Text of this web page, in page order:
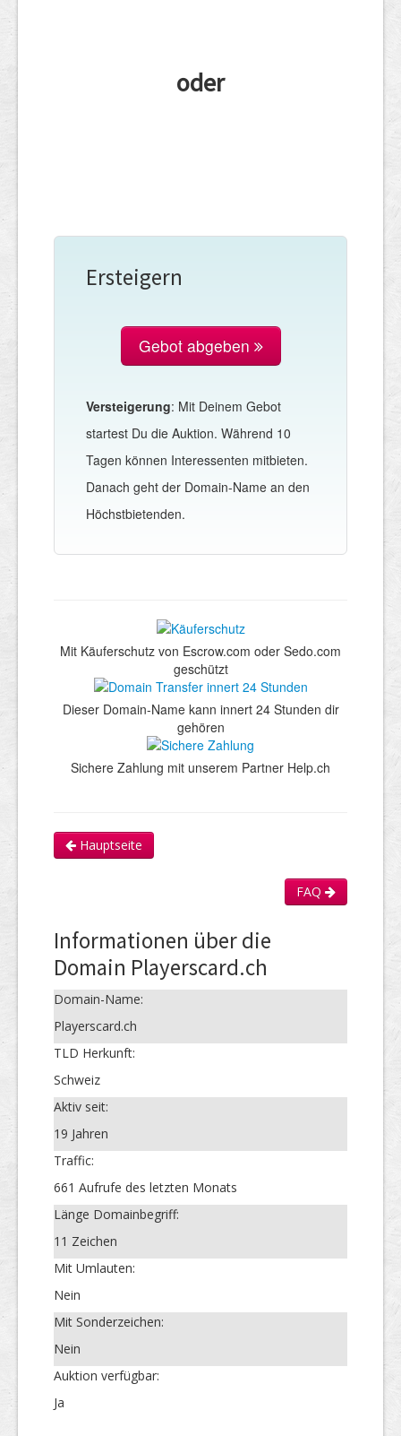
oder
Ersteigern
Gebot abgeben
Versteigerung: Mit Deinem Gebot
startest Du die Auktion. Während 10
Tagen können Interessenten mitbieten.
Danach geht der Domain-Name an den
Höchstbietenden.
Mit Käuferschutz von Escrow.com oder Sedo.com
geschützt
Dieser Domain-Name kann innert 24 Stunden dir
gehören
Sichere Zahlung mit unserem Partner Help.ch
Hauptseite
FAQ
Informationen über die
Domain Playerscard.ch
Domain-Name:
Playerscard.ch
TLD Herkunft:
Schweiz
Aktiv seit:
19 Jahren
Traffic:
661 Aufrufe des letzten Monats
Länge Domainbegriff:
11 Zeichen
Mit Umlauten:
Nein
Mit Sonderzeichen:
Nein
Auktion verfügbar:
Ja